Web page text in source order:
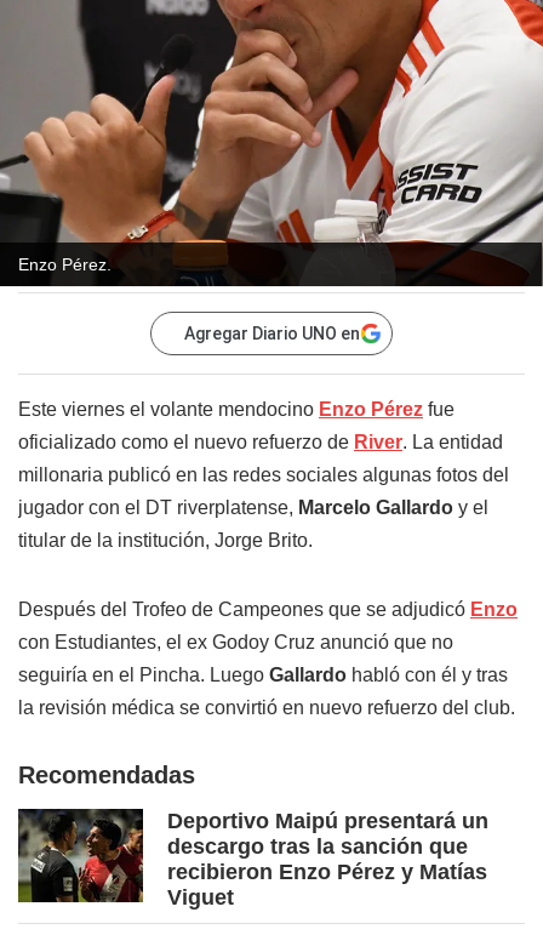
Enzo Pérez.
Agregar Diario UNO en
Este viernes el volante mendocino Enzo Pérez fue
oficializado como el nuevo refuerzo de River. La entidad
millonaria publicó en las redes sociales algunas fotos del
jugador con el DT riverplatense, Marcelo Gallardo y el
titular de la institución, Jorge Brito.
Después del Trofeo de Campeones que se adjudicó Enzo
con Estudiantes, el ex Godoy Cruz anunció que no
seguiría en el Pincha. Luego Gallardo habló con él y tras
la revisión médica se convirtió en nuevo refuerzo del club.
Recomendadas
Deportivo Maipú presentará un
descargo tras la sanción que
recibieron Enzo Pérez y Matías
Viguet